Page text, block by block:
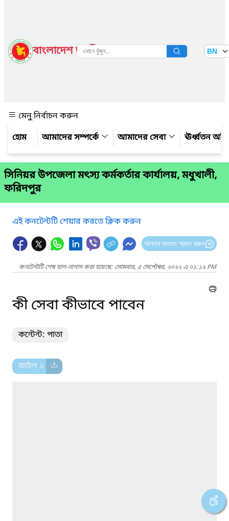
বাংলাদেশ জাতীয় তথ্য বাতায়ন BN
মেনু নির্বাচন করুন
আমাদের সম্পর্কে
আমাদের সেবা ঊর্ধ্বতন
সিনিয়র উপজেলা মৎস্য কর্মকর্তার কার্যালয়, মধুখালী,
ফরিদপুর
এই কনটেন্টটি শেয়ার করতে ক্লিক করুন
আপনার মতামত প্রদান করুন
কনটেন্টটি শেষ হাল-নাগাদ করা হয়েছে: সোমবার, ৫ সেপ্টেম্বর, ২০২২ এ ০১:১২ PM
কী সেবা কীভাবে পাবেন
কন্টেন্ট: পাতা
ফাইল ১